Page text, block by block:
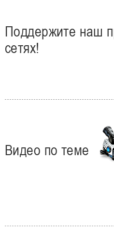
Поддержите наш
сетях!
Видео по теме